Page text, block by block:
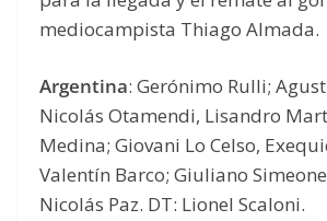
mediocampista Thiago Almada.
Argentina: Gerónimo Rulli;
Nicolás Otamendi, Lisandro
Medina; Giovani Lo Celso,
Valentín Barco; Giuliano
Nicolás Paz. DT: Lionel Scaloni.